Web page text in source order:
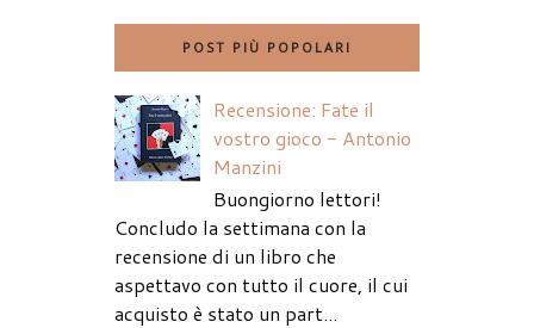
POST PIÙ POPOLARI
Recensione: Fate il
vostro gioco - Antonio
Manzini
Buongiorno lettori!
Concludo la settimana con la
recensione di un libro che
aspettavo con tutto il cuore, il cui
acquisto è stato un part...